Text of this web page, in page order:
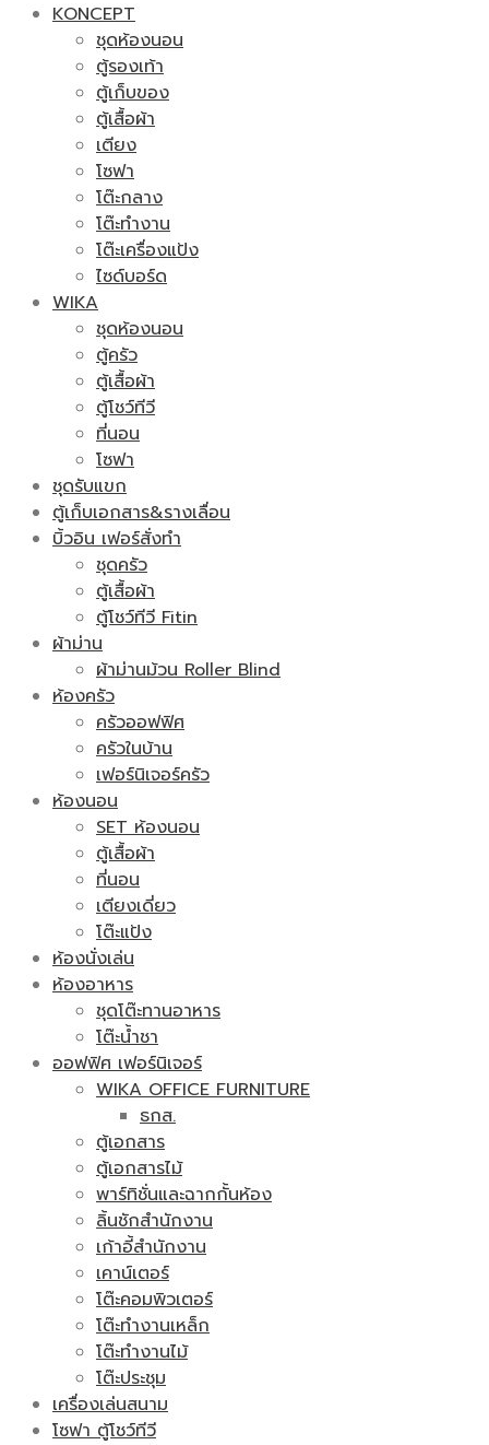
KONCEPT
ชุดห้องนอน
ตู้รองเท้า
ตู้เก็บของ
ตู้เสื้อผ้า
เตียง
โซฟา
โต๊ะกลาง
โต๊ะทำงาน
โต๊ะเครื่องแป้ง
ไซด์บอร์ด
WIKA
ชุดห้องนอน
ตู้ครัว
ตู้เสื้อผ้า
ตู้โชว์ทีวี
ที่นอน
โซฟา
ชุดรับแขก
ตู้เก็บเอกสาร&รางเลื่อน
บิ้วอิน เฟอร์สั่งทำ
ชุดครัว
ตู้เสื้อผ้า
ตู้โชว์ทีวี Fitin
ผ้าม่าน
ผ้าม่านม้วน Roller Blind
ห้องครัว
ครัวออฟฟิศ
ครัวในบ้าน
เฟอร์นิเจอร์ครัว
ห้องนอน
SET ห้องนอน
ตู้เสื้อผ้า
ที่นอน
เตียงเดี่ยว
โต๊ะแป้ง
ห้องนั่งเล่น
ห้องอาหาร
ชุดโต๊ะทานอาหาร
โต๊ะน้ำชา
ออฟฟิศ เฟอร์นิเจอร์
WIKA OFFICE FURNITURE
ธกส.
ตู้เอกสาร
ตู้เอกสารไม้
พาร์ทิชั่นและฉากกั้นห้อง
ลิ้นชักสำนักงาน
เก้าอี้สำนักงาน
เคาน์เตอร์
โต๊ะคอมพิวเตอร์
โต๊ะทำงานเหล็ก
โต๊ะทำงานไม้
โต๊ะประชุม
เครื่องเล่นสนาม
โซฟา ตู้โชว์ทีวี